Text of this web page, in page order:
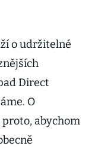
o udržitelné
Direct
O
abychom